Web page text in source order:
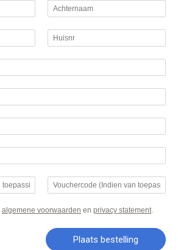
algemene voorwaarden en privacy statement.